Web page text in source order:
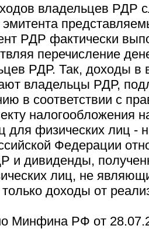
владельцев РДР
эмитента
РДР фактически
перечисление
РДР. Так, доходы в
владельцы РДР,
в соответствии с
налогообложения
для физических лиц -
Федерации
и дивиденды,
лиц, не
доходы от
Минфина РФ от